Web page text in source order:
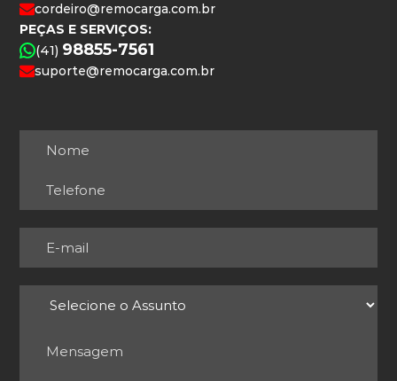
cordeiro@remocarga.com.br
PEÇAS E SERVIÇOS:
(41) 98855-7561
suporte@remocarga.com.br